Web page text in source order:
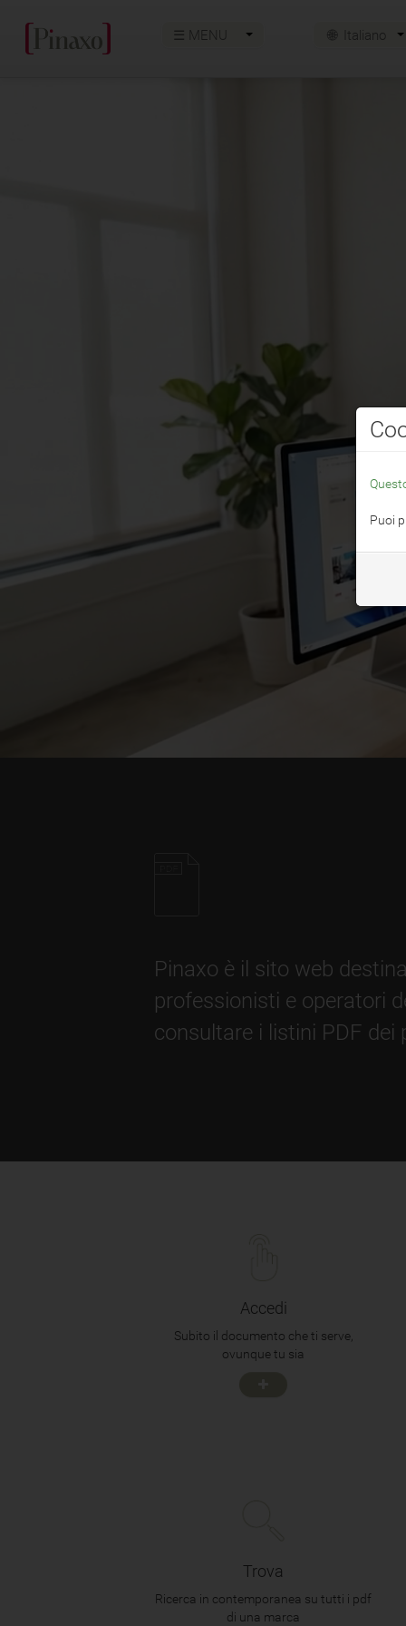
☰ MENU 🌐Italiano
Pinaxo è il sito web
professionisti e operatori
consultare i listini PDF dei
Accedi
Subito il documento che ti serve,
ovunque tu sia
Trova
Ricerca in contemporanea su tutti i pdf
di una marca
Puoi